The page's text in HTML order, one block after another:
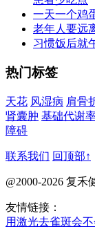
一天一个鸡
老年人要远
习惯饭后就
热门标签
天花 风湿病 肩骨
肾囊肿 基础代谢
障碍
联系我们 回顶部↑
@2000-2026 复禾
友情链接：
用激光去雀斑会